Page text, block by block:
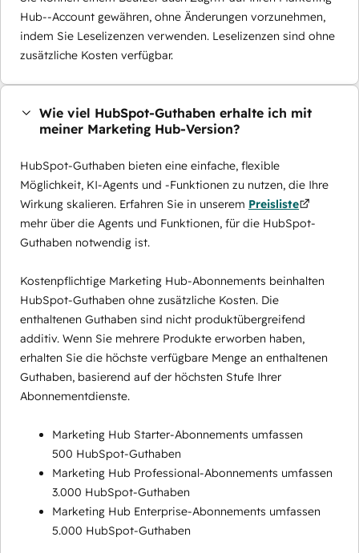
Hub--Account gewähren, ohne Änderungen vorzunehmen,
indem Sie Leselizenzen verwenden. Leselizenzen sind ohne
zusätzliche Kosten verfügbar.
Wie viel HubSpot-Guthaben erhalte ich mit
meiner Marketing Hub-Version?
HubSpot-Guthaben bieten eine einfache, flexible
Möglichkeit, KI-Agents und -Funktionen zu nutzen, die Ihre
Wirkung skalieren. Erfahren Sie in unserem Preisliste
mehr über die Agents und Funktionen, für die HubSpot-
Guthaben notwendig ist.
Kostenpflichtige Marketing Hub-Abonnements beinhalten
HubSpot-Guthaben ohne zusätzliche Kosten. Die
enthaltenen Guthaben sind nicht produktübergreifend
additiv. Wenn Sie mehrere Produkte erworben haben,
erhalten Sie die höchste verfügbare Menge an enthaltenen
Guthaben, basierend auf der höchsten Stufe Ihrer
Abonnementdienste.
Marketing Hub Starter-Abonnements umfassen
500 HubSpot-Guthaben
Marketing Hub Professional-Abonnements umfassen
3.000 HubSpot-Guthaben
Marketing Hub Enterprise-Abonnements umfassen
5.000 HubSpot-Guthaben